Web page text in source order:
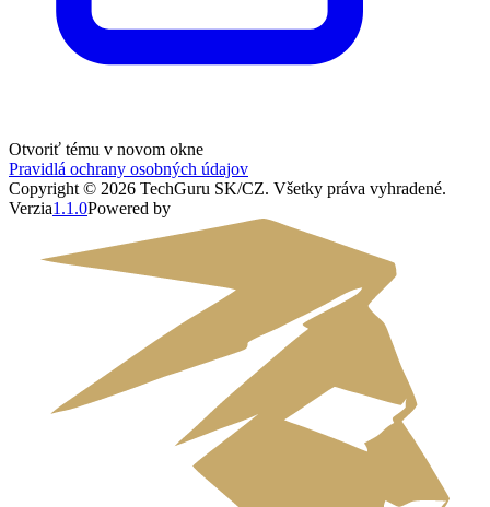
Otvoriť tému v novom okne
Pravidlá ochrany osobných údajov
Copyright © 2026 TechGuru SK/CZ. Všetky práva vyhradené.
Verzia1.1.0Powered by